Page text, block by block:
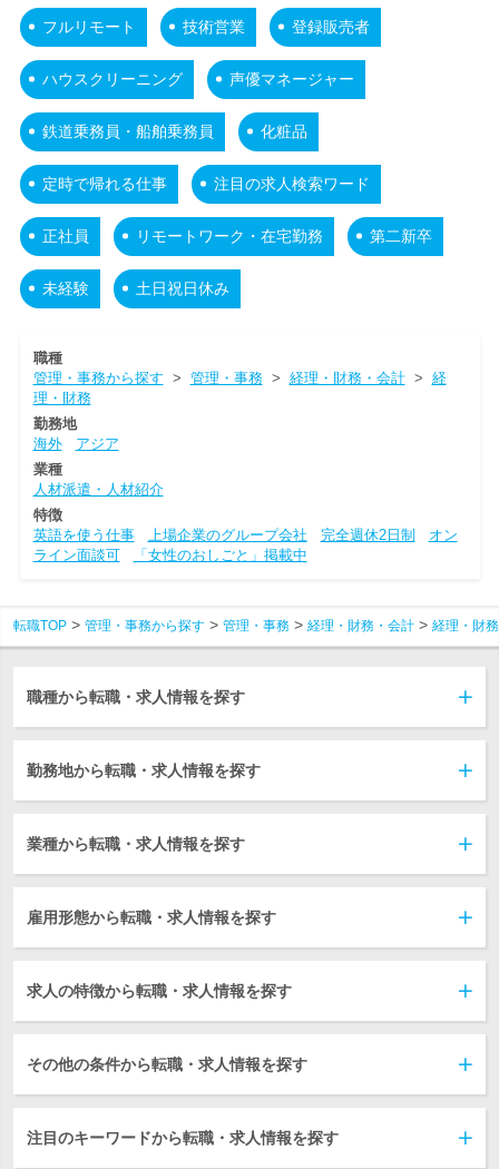
フルリモート 技術営業 登録販売者
ハウスクリーニング 声優マネージャー
鉄道乗務員・船舶乗務員 化粧品
定時で帰れる仕事 注目の求人検索ワード
正社員 リモートワーク・在宅勤務 第二新卒
未経験 土日祝日休み
職種
管理・事務から探す > 管理・事務> 経理・財務・会計> 経
理・財務
勤務地
海外
アジア
業種
人材派遣・人材紹介
特徴
英語を使う仕事
上場企業のグループ会社 完全週休2日制
オン
ライン面談可
「女性のおしごと」掲載中
転職TOP 管理・事務から探す 管理・事務 経理・財務・会計 経理・財務
職種から転職・求人情報を探す
勤務地から転職・求人情報を探す
業種から転職・求人情報を探す
雇用形態から転職・求人情報を探す
求人の特徴から転職・求人情報を探す
その他の条件から転職・求人情報を探す
注目のキーワードから転職・求人情報を探す